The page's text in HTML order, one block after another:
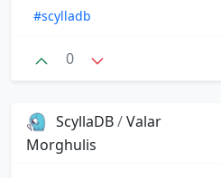
#scylladb
0
ScyllaDB/Valar
Morghulis